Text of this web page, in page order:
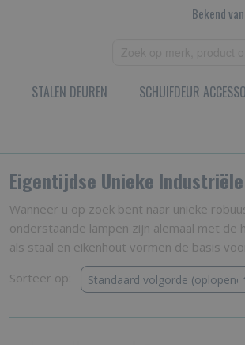
Bekend
STALEN DEUREN SCHUIFDEUR
Eigentijdse Unieke
Wanneer u op zoek bent naar unieke
onderstaande lampen zijn alemaal met de
als staal en eikenhout vormen de basis
Sorteer op: